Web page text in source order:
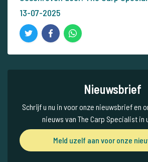
13-07-2025
Nieuwsbrief
Schrijf u nu in voor onze nieuwsbrief en
nieuws van The Carp Specialist in
Meld uzelf aan voor onze